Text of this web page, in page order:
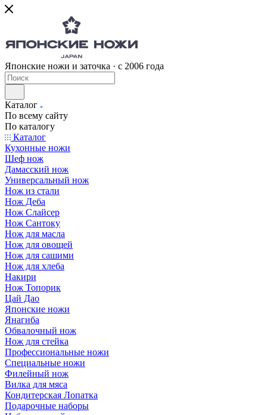
Японские ножи и заточка · с 2006 года
Каталог
По всему сайту
По каталогу
Каталог
Кухонные ножи
Шеф нож
Дамасский нож
Универсальный нож
Нож из стали
Нож Деба
Нож Слайсер
Нож Сантоку
Нож для масла
Нож для овощей
Нож для сашими
Нож для хлеба
Накири
Нож Топорик
Цай Дао
Японские ножи
Янагиба
Обвалочный нож
Нож для стейка
Профессиональные ножи
Специальные ножи
Филейный нож
Вилка для мяса
Кондитерская Лопатка
Подарочные наборы